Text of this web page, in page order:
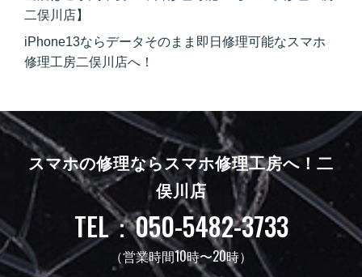
二俣川店】
iPhone13ならデータそのまま即日修理可能なスマホ
修理工房二俣川店へ！
スマホの修理ならスマホ修理工房へ！ 二
俣川店
TEL：050-5482-3733
（営業時間10時〜20時）